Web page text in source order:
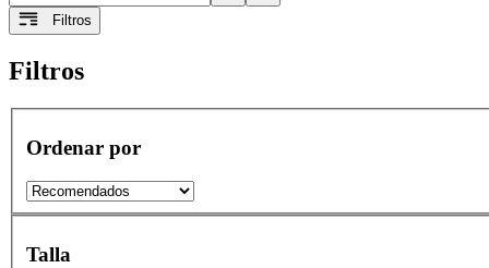
Filtros
Filtros
Ordenar por
Talla